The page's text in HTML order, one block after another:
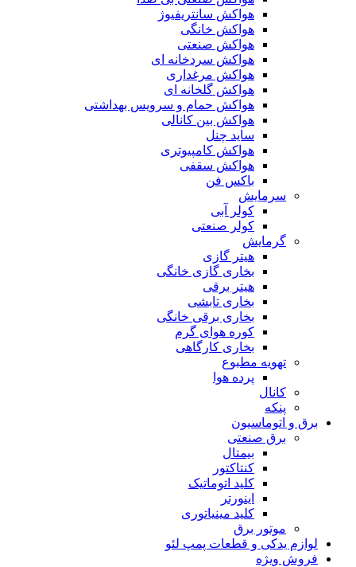
هواکش سانتریفیوژ
هواکش خانگی
هواکش صنعتی
هواکش سردخانه ای
هواکش مرغداری
هواکش گلخانه ای
هواکش حمام و سرویس بهداشتی
هواکش بین کانالی
ساید چنل
هواکش کامپیوتری
هواکش سقفی
باکس فن
سرمایش
کولر آبی
کولر صنعتی
گرمایش
هیتر گازی
بخاری گازی خانگی
هیتر برقی
بخاری تابشی
بخاری برقی خانگی
کوره هوای گرم
بخاری کارگاهی
تهویه مطبوع
پرده هوا
کانال
پنکه
برق و اتوماسیون
برق صنعتی
بیمتال
کنتاکتور
کلید اتوماتیک
اینورتر
کلید مینیاتوری
موتور برق
لوازم یدکی و قطعات پمپ لئو
فروش ویژه